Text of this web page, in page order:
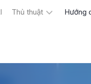
Thủ thuật Hướng